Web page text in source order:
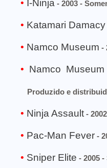
I-Ninja - 2003 -
Katamari Damacy
Namco Museum -
Namco
Produzido e
Ninja Assault -
Pac-Man Fever -
Sniper Elite - 2005